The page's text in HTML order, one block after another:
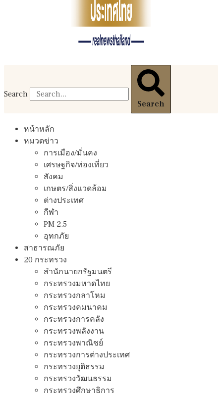
Search
Search
หน้าหลัก
หมวดข่าว
การเมือง/มั่นคง
เศรษฐกิจ/ท่องเที่ยว
สังคม
เกษตร/สิ่งแวดล้อม
ต่างประเทศ
กีฬา
PM 2.5
อุทกภัย
สาธารณภัย
20 กระทรวง
สํานักนายกรัฐมนตรี
กระทรวงมหาดไทย
กระทรวงกลาโหม
กระทรวงคมนาคม
กระทรวงการคลัง
กระทรวงพลังงาน
กระทรวงพาณิชย์
กระทรวงการต่างประเทศ
กระทรวงยุติธรรม
กระทรวงวัฒนธรรม
กระทรวงศึกษาธิการ